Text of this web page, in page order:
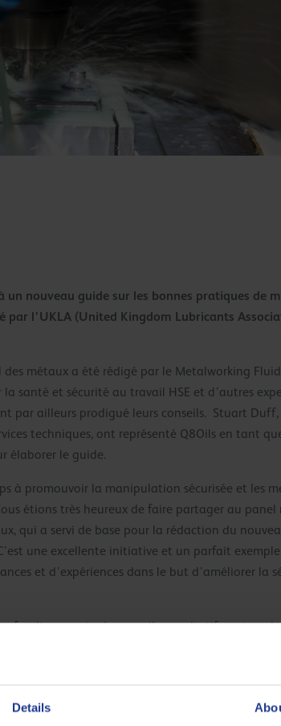
Details
nouveau guide sur les bonnes pratiques de
l’UKLA (United Kingdom Lubricants
métaux a été rédigé par le Metalworking
santé et sécurité au travail HSE et d’autres
par ailleurs prodigué leurs conseils. Stuart
techniques, ont représenté Q8Oils en tant
élaborer le guide.
à promouvoir la manipulation sécurisée et les
étions très heureux de faire partager au panel
qui a servi de base pour la rédaction du
une excellente initiative et un parfait
et d’expériences dans le but d’améliorer la
au sein du conseil consultatif, sur tous
de travail des métaux. Les directives
entières. En plus des recommandations
les règlementations de contrôle des